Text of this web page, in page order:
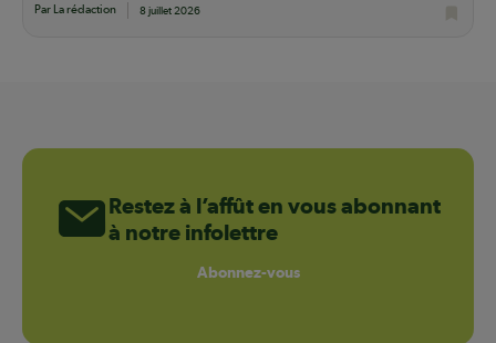
Par La rédaction 8 juillet 2026
Restez à l’affût en vous abonnant
à notre infolettre
Abonnez-vous